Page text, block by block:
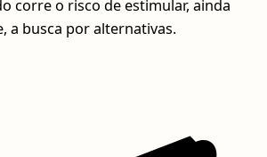
corre o risco de estimular, ainda
a busca por alternativas.